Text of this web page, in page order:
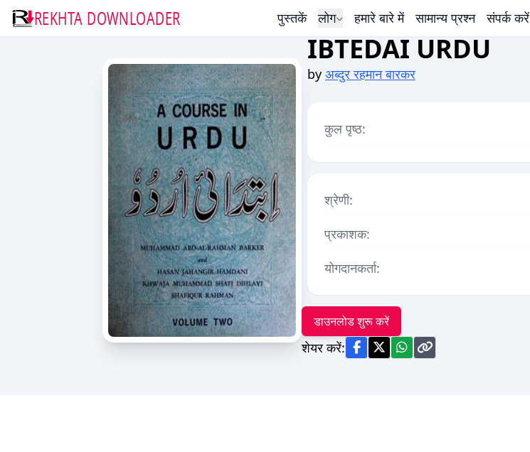
REKHTA DOWNLOADER पुस्तकें लोग हमारे बारे में सामान्य प्रश्न संपर्क करें
IBTEDAI URDU
by अब्दुर रहमान बारकर
कुल पृष्ठ:
श्रेणी:
प्रकाशक:
योगदानकर्ता:
डाउनलोड शुरू करें
शेयर करें: